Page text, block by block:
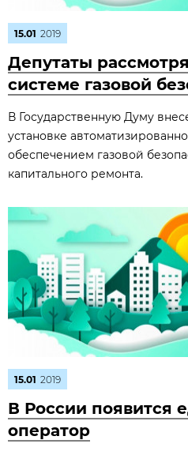
15.01 2019
Депутаты
системе газовой
В Государственную Думу
установке
обеспечением газовой
капитального ремонта.
15.01 2019
В России появится
оператор